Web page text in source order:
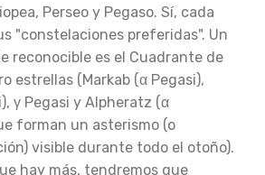
Perseo y Pegaso. Sí, cada
"constelaciones preferidas". Un
reconocible es el Cuadrante de
estrellas (Markab (α Pegasi),
γ Pegasi y Alpheratz (α
forman un asterismo (o
visible durante todo el otoño).
hay más, tendremos que